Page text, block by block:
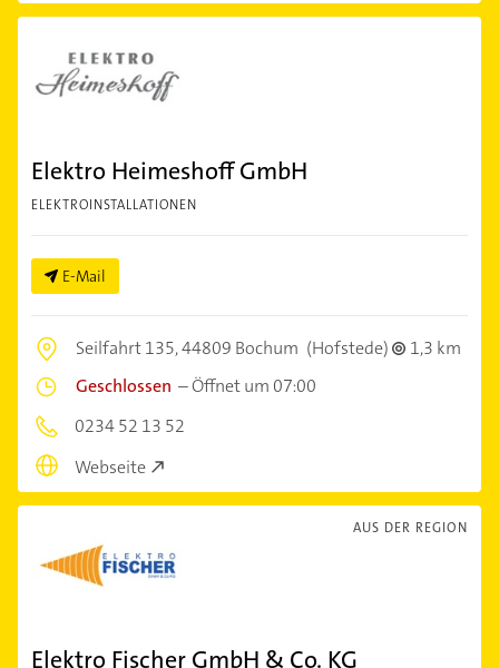
Elektro Heimeshoff GmbH
ELEKTROINSTALLATIONEN
E-Mail
Seilfahrt 135,44809 Bochum (Hofstede)
1,3 km
Geschlossen –Öffnet um 07:00
0234 52 13 52
Webseite
AUS DER REGION
Elektro Fischer GmbH & Co. KG